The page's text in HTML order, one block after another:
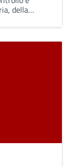
della
economico